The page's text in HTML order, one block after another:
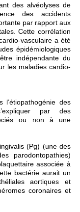
des alvéolyses de
des accidents
par rapport aux
Cette corrélation
vasculaire a été
épidémiologiques
indépendante du
les maladies cardio-
des
par des
ou non à une
(Pg) (une des
parodontopathies)
associée à
bactérie aurait un
aortiques et
coronaires et